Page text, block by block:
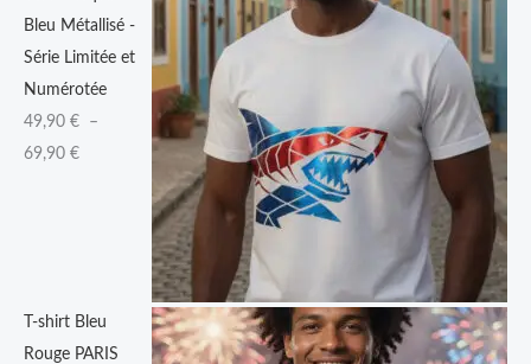
Bleu Métallisé -
Série Limitée et
Numérotée
49,90 €
–
69,90 €
€
à
6
9
,
T-shirt Bleu
Rouge PARIS